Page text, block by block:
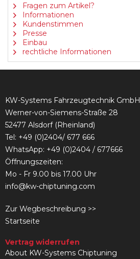
Fragen zum Artikel?
Informationen
Kundenstimmen
Presse
Einbau
rechtliche Informationen
KW-Systems Fahrzeugtechnik GmbH
Werner-von-Siemens-Straße 28
52477 Alsdorf (Rheinland)
Tel: +49 (0)2404/ 677 666
WhatsApp: +49 (0)2404 / 677666
Öffnungszeiten:
Mo - Fr 9.00 bis 17.00 Uhr
info@kw-chiptuning.com
Zur Wegbeschreibung >>
Startseite
Vertrag widerrufen
About KW-Systems Chiptuning